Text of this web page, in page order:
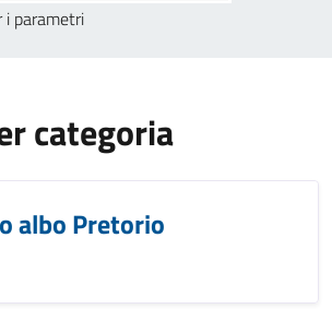
i parametri
categoria
albo Pretorio